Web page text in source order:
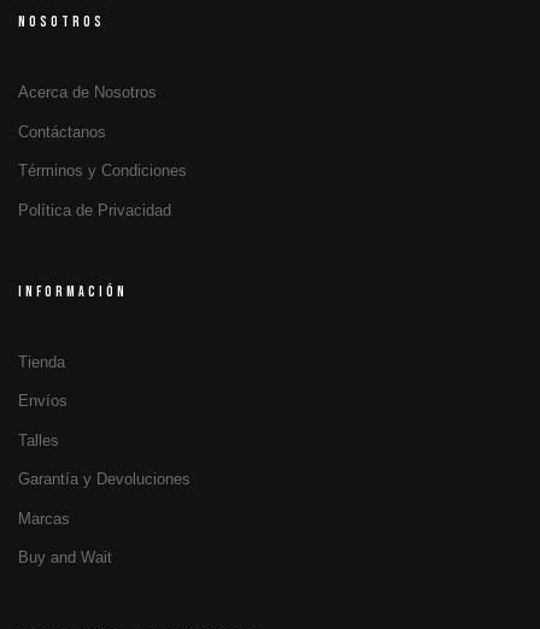
NOSOTROS
Acerca de Nosotros
Contáctanos
Términos y Condiciones
Política de Privacidad
INFORMACIÓN
Tienda
Envíos
Talles
Garantía y Devoluciones
Marcas
Buy and Wait